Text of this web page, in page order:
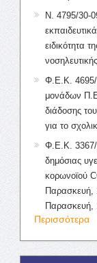
Ν. 4795/30-
ειδικότητα
Φ.Ε.Κ. 4695/
μονάδων
διάδοσης
για το
Φ.Ε.Κ. 3367/
δημόσιας
κορωνοϊού
Παρασκευή,
Παρασκευή,
Περισσότερα